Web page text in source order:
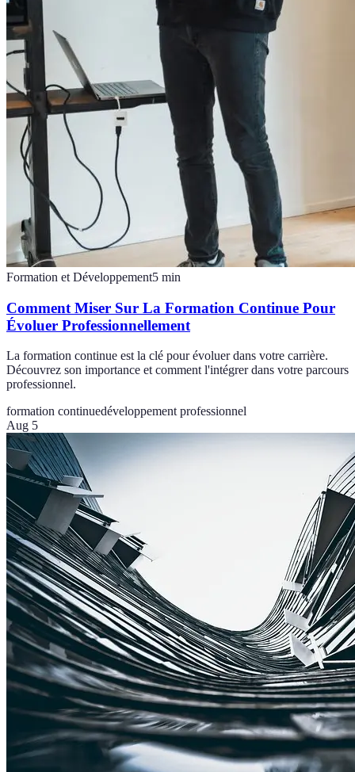
Formation et Développement5 min
Comment Miser Sur La Formation Continue Pour
Évoluer Professionnellement
La formation continue est la clé pour évoluer dans votre carrière.
Découvrez son importance et comment l'intégrer dans votre parcours
professionnel.
formation continuedéveloppement professionnel
Aug 5